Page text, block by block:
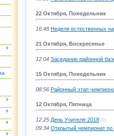
22 Октября, Понедельник
16:48 Неделя естественных
21 Октября, Воскресенье
12:04 Заседание районной
15 Октября, Понедельник
08:56 Районный этап
12 Октября, Пятница
12:25 День Учителя-2018 (0)
09:34 Открытый чемпионат по